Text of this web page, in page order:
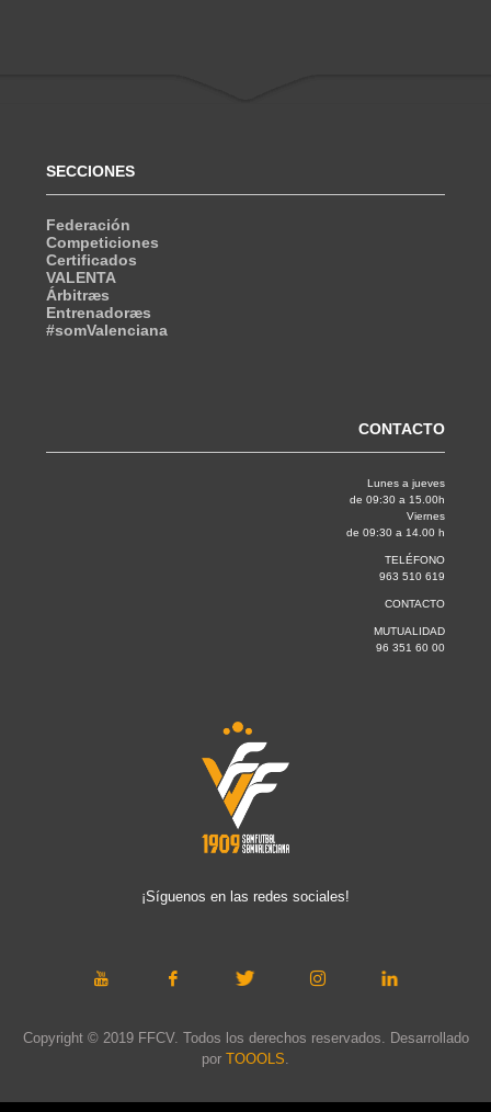
SECCIONES
Federación
Competiciones
Certificados
VALENTA
Árbitræs
Entrenadoræs
#somValenciana
CONTACTO
Lunes a jueves
de 09:30 a 15.00h
Viernes
de 09:30 a 14.00 h
TELÉFONO
963 510 619
CONTACTO
MUTUALIDAD
96 351 60 00
¡Síguenos en las redes sociales!
Copyright © 2019 FFCV. Todos los derechos reservados. Desarrollado
por TOOOLS